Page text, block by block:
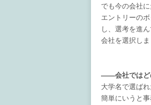
でも今の会社
エントリーの
し、選考を進
会社を選択しま
――会社ではど
大学名で選ば
簡単にいうと